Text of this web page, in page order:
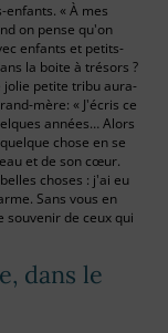
« À mes
on pense qu'on
enfants et petits-
la boite à trésors ?
jolie petite tribu aura-
mère: « J'écris ce
années… Alors
chose en se
et de son cœur.
choses : j'ai eu
Sans vous en
souvenir de ceux qui
dans le